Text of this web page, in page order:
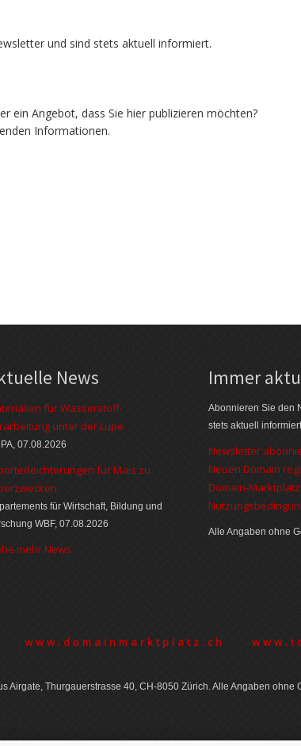
und sind stets aktuell informiert.
ein Angebot, dass Sie hier publizieren möchten?
Informationen.
News
für Wasserstoff-
unter der Lupe
07.08.2026
für Mais zu
für Wirtschaft, Bildung und
WBF, 07.08.2026
mehr News
Immer
Abonnieren Sie den
stets aktuell
Newsletter
Neuen Domain
Domain-Marktplatz
Alle Angaben ohne
www.domainmarktplatz.ch
Airgate, Thurgauer­strasse 40, CH-8050 Zürich. Alle Angaben ohne